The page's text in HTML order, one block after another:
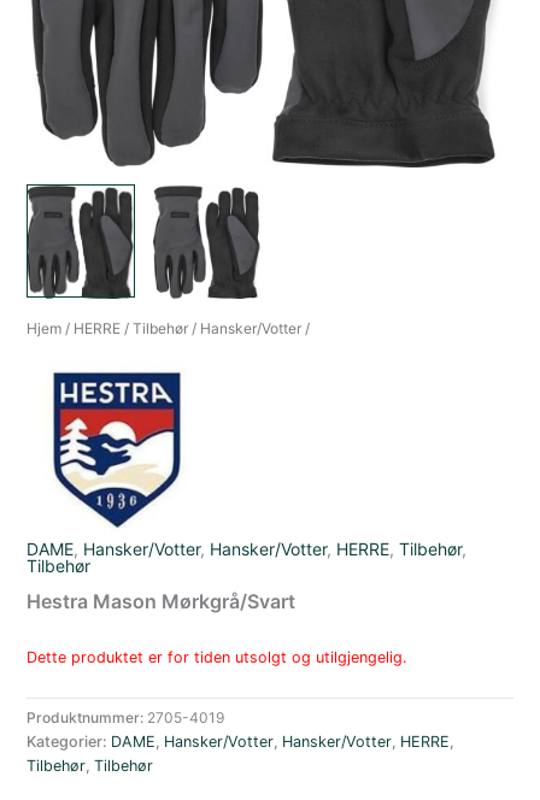
Hjem / HERRE /Tilbehør / Hansker/Votter /
DAME, Hansker/Votter, Hansker/Votter, HERRE,Tilbehør,
Tilbehør
Hestra Mason Mørkgrå/Svart
Dette produktet er for tiden utsolgt og utilgjengelig.
Produktnummer: 2705-4019
Kategorier: DAME Hansker/Votter Hansker/Votter HERRE
Tilbehør ,Tilbehør